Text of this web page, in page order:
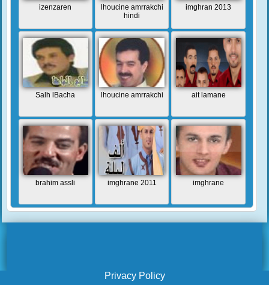
izenzaren
lhoucine amrrakchi
hindi
imghran 2013
Salh lBacha lhoucine amrrakchi ait lamane
brahim assli imghrane 2011 imghrane
Privacy Policy